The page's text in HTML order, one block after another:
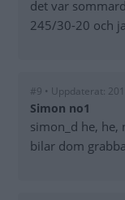
det var
245/30-20 och
#9 • Uppdaterat:
Simon no1
simon_d he, he,
bilar dom